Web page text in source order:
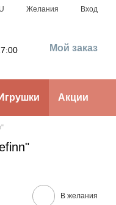
Желания Вход
Мой заказ
Игрушки Акции
В желания